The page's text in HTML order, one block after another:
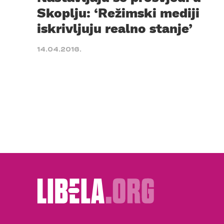
Skoplju: ‘Režimski mediji
iskrivljuju realno stanje’
14.04.2016.